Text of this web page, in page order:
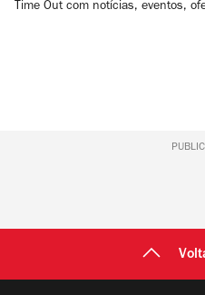
Time Out com notícias, eventos,